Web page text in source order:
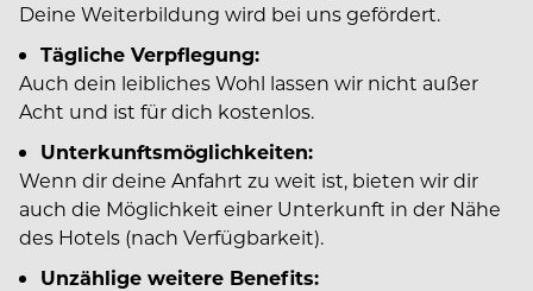
Deine Weiterbildung wird bei uns gefördert.
Tägliche Verpflegung:
Auch dein leibliches Wohl lassen wir nicht außer
Acht und ist für dich kostenlos.
Unterkunftsmöglichkeiten:
Wenn dir deine Anfahrt zu weit ist, bieten wir dir
auch die Möglichkeit einer Unterkunft in der Nähe
des Hotels (nach Verfügbarkeit).
Unzählige weitere Benefits: